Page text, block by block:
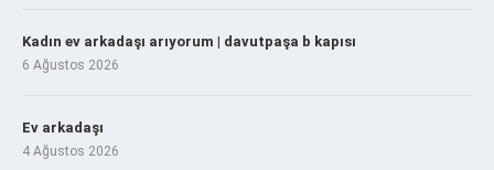
Kadın ev arkadaşı arıyorum | davutpaşa b kapısı
6 Ağustos 2026
Ev arkadaşı
4 Ağustos 2026